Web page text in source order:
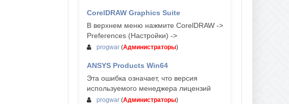
CorelDRAW Graphics Suite
03-авг, 18:58
В верхнем меню нажмите CorelDRAW ->
Preferences (Настройки) ->
progwar (Администраторы)
ANSYS Products Win64
Эта ошибка означает, что версия
используемого менеджера лицензий
progwar (Администраторы)